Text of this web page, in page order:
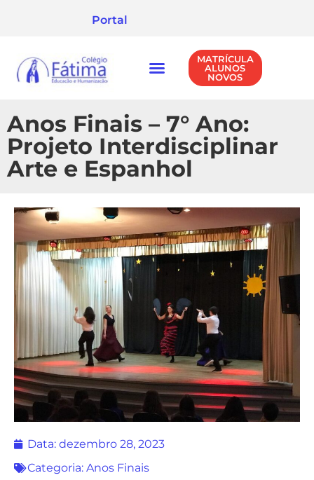
Portal
MATRÍCULA
ALUNOS
NOVOS
Anos Finais – 7° Ano:
Projeto Interdisciplinar
Arte e Espanhol
Data: dezembro 28, 2023
Categoria: Anos Finais